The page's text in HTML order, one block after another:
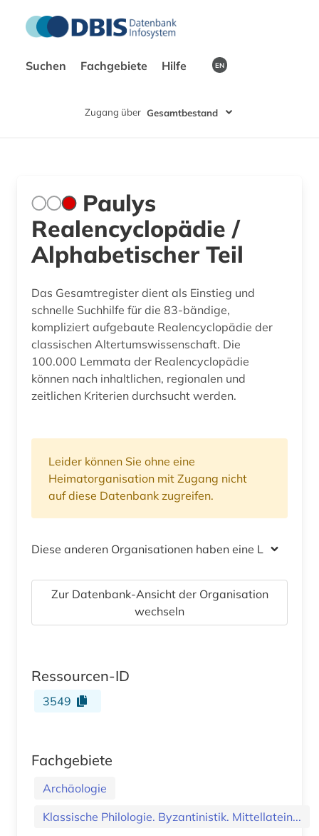
Suchen Fachgebiete Hilfe EN
Zugang über Gesamtbestand
Paulys
Realencyclopädie /
Alphabetischer Teil
Das Gesamtregister dient als Einstieg und
schnelle Suchhilfe für die 83-bändige,
kompliziert aufgebaute Realencyclopädie der
classischen Altertumswissenschaft. Die
100.000 Lemmata der Realencyclopädie
können nach inhaltlichen, regionalen und
zeitlichen Kriterien durchsucht werden.
Leider können Sie ohne eine
Heimatorganisation mit Zugang nicht
auf diese Datenbank zugreifen.
Diese anderen Organisationen haben eine Lizenz
Zur Datenbank-Ansicht der Organisation
wechseln
Ressourcen-ID
3549
Fachgebiete
Archäologie
Klassische Philologie. Byzantinistik. Mittellatein...